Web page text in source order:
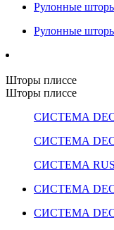
Рулонные
Рулонные
Шторы плиссе
Шторы плиссе
СИСТЕМА
СИСТЕМА
СИСТЕМА
СИСТЕМА
СИСТЕМА